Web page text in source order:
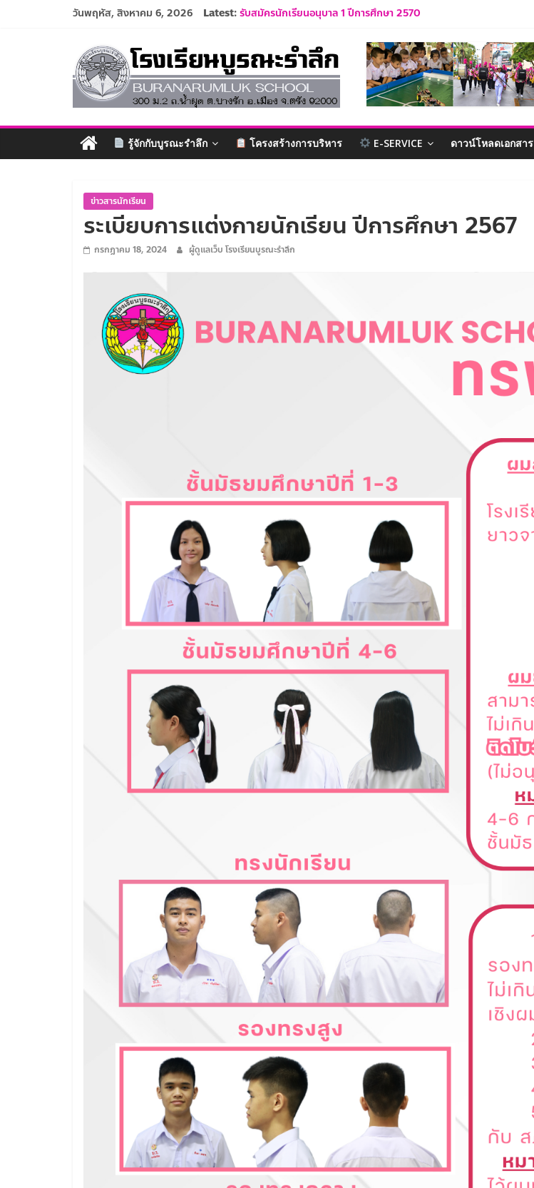
วันพฤหัส, สิงหาคม 6, 2026 Latest:รับสมัครนักเรียนอนุบาล 1 ปีการศึกษา 2570
ปฏิทินโรงเรียนบูรณะรำลึก ปีการศึกษา 2569
ประกาศรับสมัครครูและบุคลากร ปีการศึกษา 2569
ระเบียบการแต่งกายนักเรียน ปีการศึกษา 2569
โรงเรียน
บูรณะ
รำลึก
วินัย
คุณธรรม
ค้ำจุน
รู้จักกับบูรณะรำลึก โครงสร้างการบริหาร E-SERVICE ดาวน์โหลดเอกสาร
ข่าวสารนักเรียน
ระเบียบการแต่งกายนักเรียน ปีการศึกษา 2567
กรกฎาคม 18, 2024 ผู้ดูแลเว็บ โรงเรียนบูรณะรำลึก